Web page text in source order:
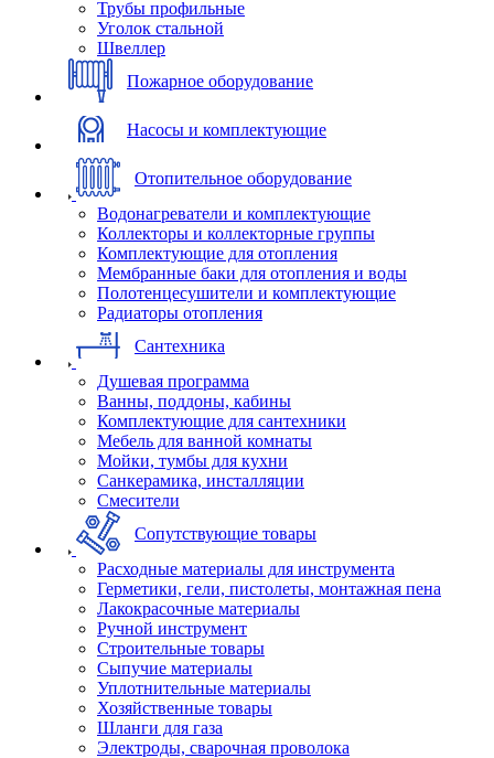
Трубы профильные
Уголок стальной
Швеллер
Пожарное оборудование
Насосы и комплектующие
Отопительное оборудование
Водонагреватели и комплектующие
Коллекторы и коллекторные группы
Комплектующие для отопления
Мембранные баки для отопления и воды
Полотенцесушители и комплектующие
Радиаторы отопления
Сантехника
Душевая программа
Ванны, поддоны, кабины
Комплектующие для сантехники
Мебель для ванной комнаты
Мойки, тумбы для кухни
Санкерамика, инсталляции
Смесители
Сопутствующие товары
Расходные материалы для инструмента
Герметики, гели, пистолеты, монтажная пена
Лакокрасочные материалы
Ручной инструмент
Строительные товары
Сыпучие материалы
Уплотнительные материалы
Хозяйственные товары
Шланги для газа
Электроды, сварочная проволока